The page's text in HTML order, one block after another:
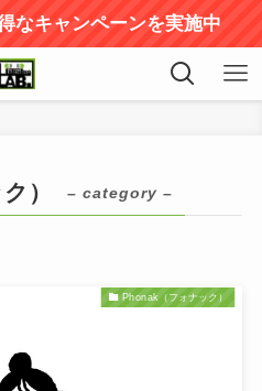
なキャンペーンを実施中
） – category –
Phonak（フォナック）